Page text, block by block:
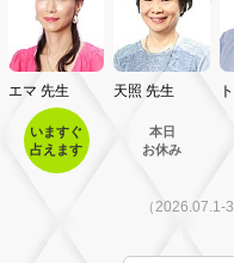
エマ 先生
いますぐ
占えます
天照 先生
本日
お休み
（2026.07.1-